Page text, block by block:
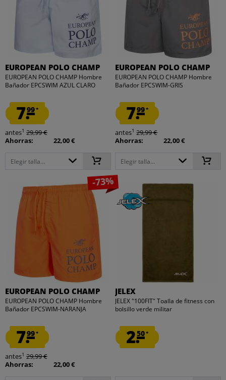
EUROPEAN POLO CHAMP
EUROPEAN POLO CHAMP Hombre
Bañador EPCSWIM AZUL CLARO
7.99*
antes1 29,99 €
Ahorras:
22,00 €
Elegir talla...
EUROPEAN POLO CHAMP
EUROPEAN POLO CHAMP Hombre
Bañador EPCSWIM-GRIS
7.99*
antes1 29,99 €
Ahorras:
22,00 €
Elegir talla...
-73%
EUROPEAN POLO CHAMP
EUROPEAN POLO CHAMP Hombre
Bañador EPCSWIM-NARANJA
7.99*
antes1 29,99 €
Ahorras:
22,00 €
JELEX
JELEX "100FIT" Toalla de fitness con
bolsillo verde militar
2.50*